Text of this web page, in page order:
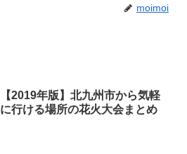
moimoi
【2019年版】北九州市から気軽
に行ける場所の花火大会まとめ